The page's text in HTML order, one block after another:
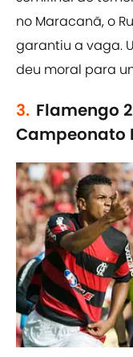
no Maracanã, o
garantiu a vaga.
deu moral para
3. Flamengo
Campeonato